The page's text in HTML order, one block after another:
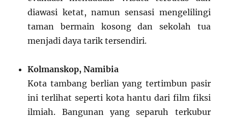
diawasi ketat, namun sensasi mengelilingi
taman bermain kosong dan sekolah tua
menjadi daya tarik tersendiri.
Kolmanskop, Namibia
Kota tambang berlian yang tertimbun pasir
ini terlihat seperti kota hantu dari film fiksi
ilmiah. Bangunan yang separuh terkubur